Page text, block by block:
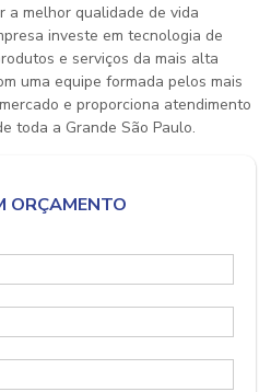
a melhor qualidade de vida
investe em tecnologia de
e serviços da mais alta
uma equipe formada pelos mais
e proporciona atendimento
toda a Grande São Paulo.
ORÇAMENTO